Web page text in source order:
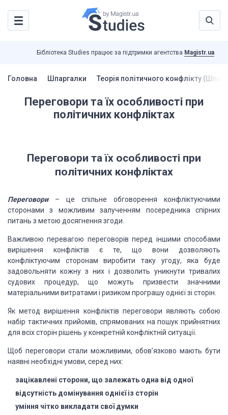
Бібліотека Studies працює за підтримки агентства Magistr.ua
Головна Шпаргалки Теорія політичного конфлікту
Переговори та їх особливості при
політичних конфліктах
Переговори та їх особливості при
політичних конфліктах
Переговори– це спільне обговорення конфліктуючими
сторонами з можливим залученням посередника спірних
питань з метою досягнення згоди.
Важливою перевагою переговорів перед іншими способами
вирішення конфліктів є те, що вони дозволяють
конфліктуючим сторонам виробити таку угоду, яка буде
задовольняти кожну з них і дозволить уникнути тривалих
судових процедур, що можуть призвести значними
матеріальними витратами і ризиком програшу однієї зі сторін.
Як метод вирішення конфліктів переговори являють собою
набір тактичних прийомів, спрямованих на пошук прийнятних
для всіх сторін рішень у конкретній конфліктній ситуації.
Щоб переговори стали можливими, обов’язково мають бути
наявні необхідні умови, серед них:
зацікавлені сторони, що залежать одна від одної
відсутність домінування однієї із сторін
уміння чітко викладати свої думки